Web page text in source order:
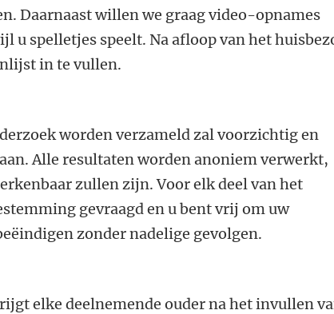
Daarnaast willen we graag video-opnames
u spelletjes speelt. Na afloop van het
in te vullen.
worden verzameld zal voorzichtig en
Alle resultaten worden anoniem verwerkt,
zullen zijn. Voor elk deel van het
gevraagd en u bent vrij om uw
zonder nadelige gevolgen.
elke deelnemende ouder na het invullen